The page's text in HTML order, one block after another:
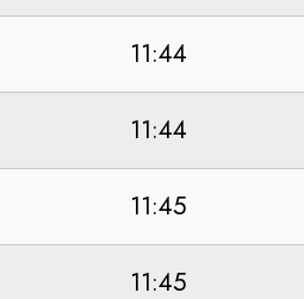
11:44
11:44
11:45
11:45